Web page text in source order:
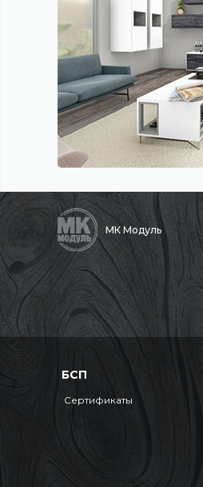
МК Модуль
БСП
Сертификаты